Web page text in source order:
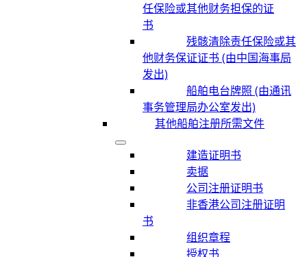
任保险或其他财务担保的证
书
残骸清除责任保险或其
他财务保证证书 (由中国海事局
发出)
船舶电台牌照 (由通讯
事务管理局办公室发出)
其他船舶注册所需文件
建造证明书
卖据
公司注册证明书
非香港公司注册证明
书
组织章程
授权书